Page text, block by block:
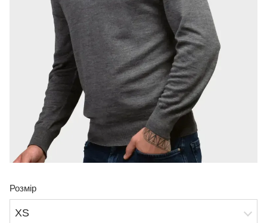
Розмір
XS